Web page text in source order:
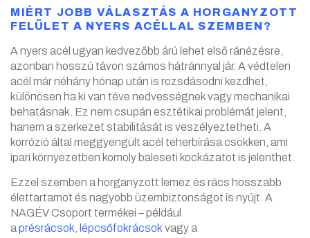
MIÉRT JOBB VÁLASZTÁS A HORGANYZOTT
FELÜLET A NYERS ACÉLLAL SZEMBEN?
A nyers acél ugyan kedvezőbb árú lehet első ránézésre,
azonban hosszú távon számos hátránnyal jár. A védtelen
acél már néhány hónap után is rozsdásodni kezdhet,
különösen ha ki van téve nedvességnek vagy mechanikai
behatásnak. Ez nem csupán esztétikai problémát jelent,
hanem a szerkezet stabilitását is veszélyeztetheti. A
korrózió által meggyengült acél teherbírása csökken, ami
ipari környezetben komoly baleseti kockázatot is jelenthet.
Ezzel szemben a horganyzott lemez és rács hosszabb
élettartamot és nagyobb üzembiztonságot is nyújt. A
NAGÉV Csoport termékei – például
a présrácsok lépcsőfokrácsok vagy a